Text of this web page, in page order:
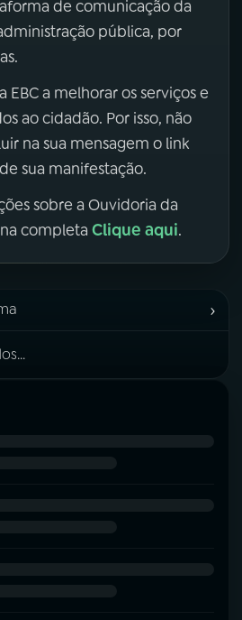
de comunicação da
pública, por
EBC a melhorar os serviços e
ao cidadão. Por isso, não
na sua mensagem o link
sua manifestação.
sobre a Ouvidoria da
completa Clique aqui.
›